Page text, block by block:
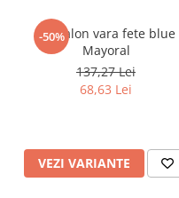
-50%
Pantalon vara fete blue
Mayoral
137,27 Lei
68,63 Lei
VEZI VARIANTE